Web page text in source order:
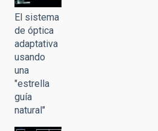
El sistema
de óptica
adaptativa
usando
una
"estrella
guía
natural"